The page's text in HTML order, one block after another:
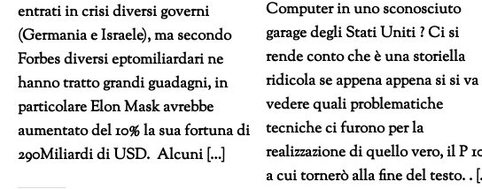
entrati in crisi diversi governi
(Germania e Israele), ma secondo
Forbes diversi eptomiliardari ne
hanno tratto grandi guadagni, in
particolare Elon Mask avrebbe
aumentato del 10% la sua fortuna di
290Miliardi di USD. Alcuni […]
Computer in uno sconosciuto
garage degli Stati Uniti ? Ci si
rende conto che è una storiella
ridicola se appena appena si si va
vedere quali problematiche
tecniche ci furono per la
realizzazione di quello vero, il P
a cui tornerò alla fine del testo. .